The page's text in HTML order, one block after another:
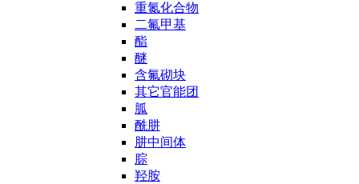
重氮化合物
二氟甲基
酯
醚
含氟砌块
其它官能团
胍
酰肼
肼中间体
腙
羟胺